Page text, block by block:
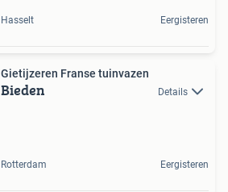
Hasselt Eergisteren
Gietijzeren Franse tuinvazen
Bieden Details
Rotterdam Eergisteren